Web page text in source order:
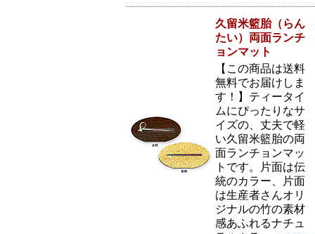
久留米籃胎（らん
たい）両面ランチ
ョンマット
【この商品は送料
無料でお届けしま
す！】ティータイ
ムにぴったりなサ
イズの、丈夫で軽
い久留米籃胎の両
面ランチョンマッ
トです。片面は伝
統のカラー、片面
は生産者さんオリ
ジナルの竹の素材
感あふれるナチュ